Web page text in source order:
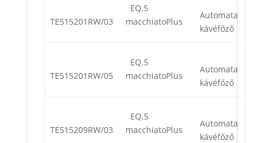
TE515201RW/03
EQ.5
macchiatoPlus
Automata
kávéfőző
TE515201RW/05
EQ.5
macchiatoPlus
Automata
kávéfőző
TE515209RW/03
EQ.5
macchiatoPlus
Automata
kávéfőző